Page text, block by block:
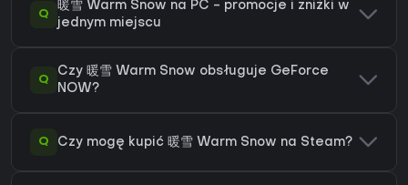
Q
暖雪 Warm Snow na PC - promocje i zniżki w
jednym miejscu
Q
Czy 暖雪 Warm Snow obsługuje GeForce
NOW?
Q Czy mogę kupić 暖雪 Warm Snow na Steam?